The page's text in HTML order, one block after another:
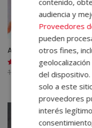
Auxiliar de Enfermería
Valorado
con
1.580,00
El
precio
era:
1.580,00€.
395,00€El
precio
actual
395,00€.
audiencia y
Proveedores
pueden
otros fines,
del dispositivo.
solo a este
proveedores
interés